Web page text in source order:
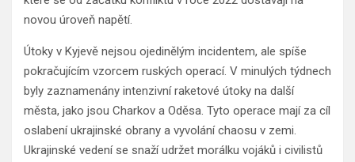
novou úroveň napětí.
Útoky v Kyjevě nejsou ojedinělým incidentem, ale spíše
pokračujícím vzorcem ruských operací. V minulých týdnech
byly zaznamenány intenzivní raketové útoky na další
města, jako jsou Charkov a Oděsa. Tyto operace mají za cíl
oslabení ukrajinské obrany a vyvolání chaosu v zemi.
Ukrajinské vedení se snaží udržet morálku vojáků i civilistů